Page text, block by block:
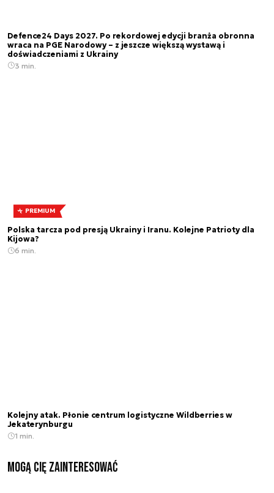
Defence24 Days 2027. Po rekordowej edycji branża obronna
wraca na PGE Narodowy – z jeszcze większą wystawą i
doświadczeniami z Ukrainy
3 min.
PREMIUM
Polska tarcza pod presją Ukrainy i Iranu. Kolejne Patrioty dla
Kijowa?
6 min.
Kolejny atak. Płonie centrum logistyczne Wildberries w
Jekaterynburgu
1 min.
Mogą Cię zainteresować